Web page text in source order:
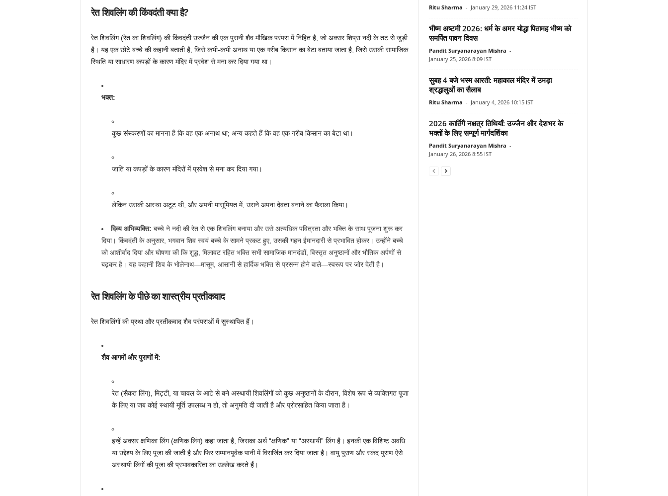
रेत शिवलिंग की किंवदंती क्या है?
रेत शिवलिंग (रेत का शिवलिंग) की किंवदंती उज्जैन की एक पुरानी शैव मौखिक परंपरा में निहित है, जो अक्सर शिप्रा नदी के तट से जुड़ी
है। यह एक छोटे बच्चे की कहानी बताती है, जिसे कभी-कभी अनाथ या एक गरीब किसान का बेटा बताया जाता है, जिसे उसकी सामाजिक
स्थिति या साधारण कपड़ों के कारण मंदिर में प्रवेश से मना कर दिया गया था।
भक्त:
कुछ संस्करणों का मानना है कि वह एक अनाथ था; अन्य कहते हैं कि वह एक गरीब किसान का बेटा था।
जाति या कपड़ों के कारण मंदिरों में प्रवेश से मना कर दिया गया।
लेकिन उसकी आस्था अटूट थी, और अपनी मासूमियत में, उसने अपना देवता बनाने का फैसला किया।
दिव्य अभिव्यक्ति: बच्चे ने नदी की रेत से एक शिवलिंग बनाया और उसे अत्यधिक पवित्रता और भक्ति के साथ पूजना शुरू कर
दिया। किंवदंती के अनुसार, भगवान शिव स्वयं बच्चे के सामने प्रकट हुए, उसकी गहन ईमानदारी से प्रभावित होकर। उन्होंने बच्चे
को आशीर्वाद दिया और घोषणा की कि शुद्ध, मिलावट रहित भक्ति सभी सामाजिक मानदंडों, विस्तृत अनुष्ठानों और भौतिक अर्पणों से
बढ़कर है। यह कहानी शिव के भोलेनाथ—मासूम, आसानी से हार्दिक भक्ति से प्रसन्न होने वाले—स्वरूप पर जोर देती है।
रेत शिवलिंग के पीछे का शास्त्रीय प्रतीकवाद
रेत शिवलिंगों की प्रथा और प्रतीकवाद शैव परंपराओं में सुस्थापित हैं।
शैव आगमों और पुराणों में:
रेत (सैकत लिंग), मिट्टी, या चावल के आटे से बने अस्थायी शिवलिंगों को कुछ अनुष्ठानों के दौरान, विशेष रूप से व्यक्तिगत पूजा
के लिए या जब कोई स्थायी मूर्ति उपलब्ध न हो, तो अनुमति दी जाती है और प्रोत्साहित किया जाता है।
इन्हें अक्सरक्षणिका लिंग(क्षणिक लिंग) कहा जाता है, जिसका अर्थ “क्षणिक” या “अस्थायी” लिंग है। इनकी एक विशिष्ट अवधि
या उद्देश्य के लिए पूजा की जाती है और फिर सम्मानपूर्वक पानी में विसर्जित कर दिया जाता है। वायु पुराण और स्कंद पुराण ऐसे
अस्थायी लिंगों की पूजा की प्रभावकारिता का उल्लेख करते हैं।
Ritu Sharma - January 29, 2026 11:24 IST
भीष्म अष्टमी 2026: धर्म के अमर योद्धा पितामह भीष्म को
समर्पित पावन दिवस
Pandit Suryanarayan Mishra -
January 25, 2026 8:09 IST
सुबह 4 बजे भस्म आरती: महाकाल मंदिर में उमड़ा
श्रद्धालुओं का सैलाब
Ritu Sharma - January 4, 2026 10:15 IST
2026 कार्तिगै नक्षत्र तिथियाँ: उज्जैन और देशभर के
भक्तों के लिए सम्पूर्ण मार्गदर्शिका
Pandit Suryanarayan Mishra -
January 26, 2026 8:55 IST